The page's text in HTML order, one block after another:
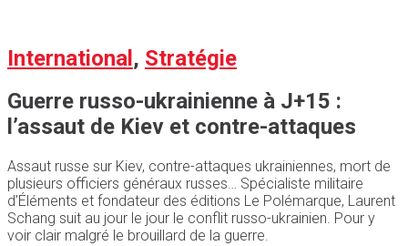
International, Stratégie
Guerre russo-ukrainienne à J+15 :
l’assaut de Kiev et contre-attaques
Assaut russe sur Kiev, contre-attaques ukrainiennes, mort de
plusieurs officiers généraux russes… Spécialiste militaire
d’Éléments et fondateur des éditions Le Polémarque, Laurent
Schang suit au jour le jour le conflit russo-ukrainien. Pour y
voir clair malgré le brouillard de la guerre.